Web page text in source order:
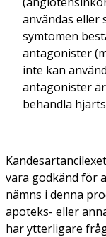
användas eller
symtomen
antagonister
inte kan
antagonister
behandla
vara godkänd för
nämns i denna
apoteks- eller
har ytterligare